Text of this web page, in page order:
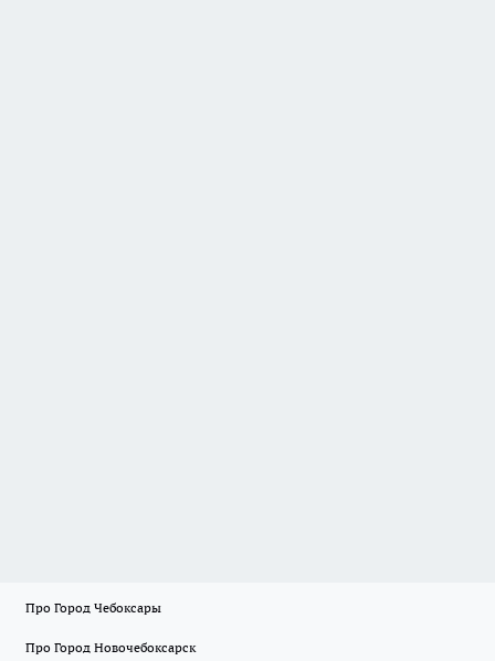
Про Город Чебоксары
Про Город Новочебоксарск